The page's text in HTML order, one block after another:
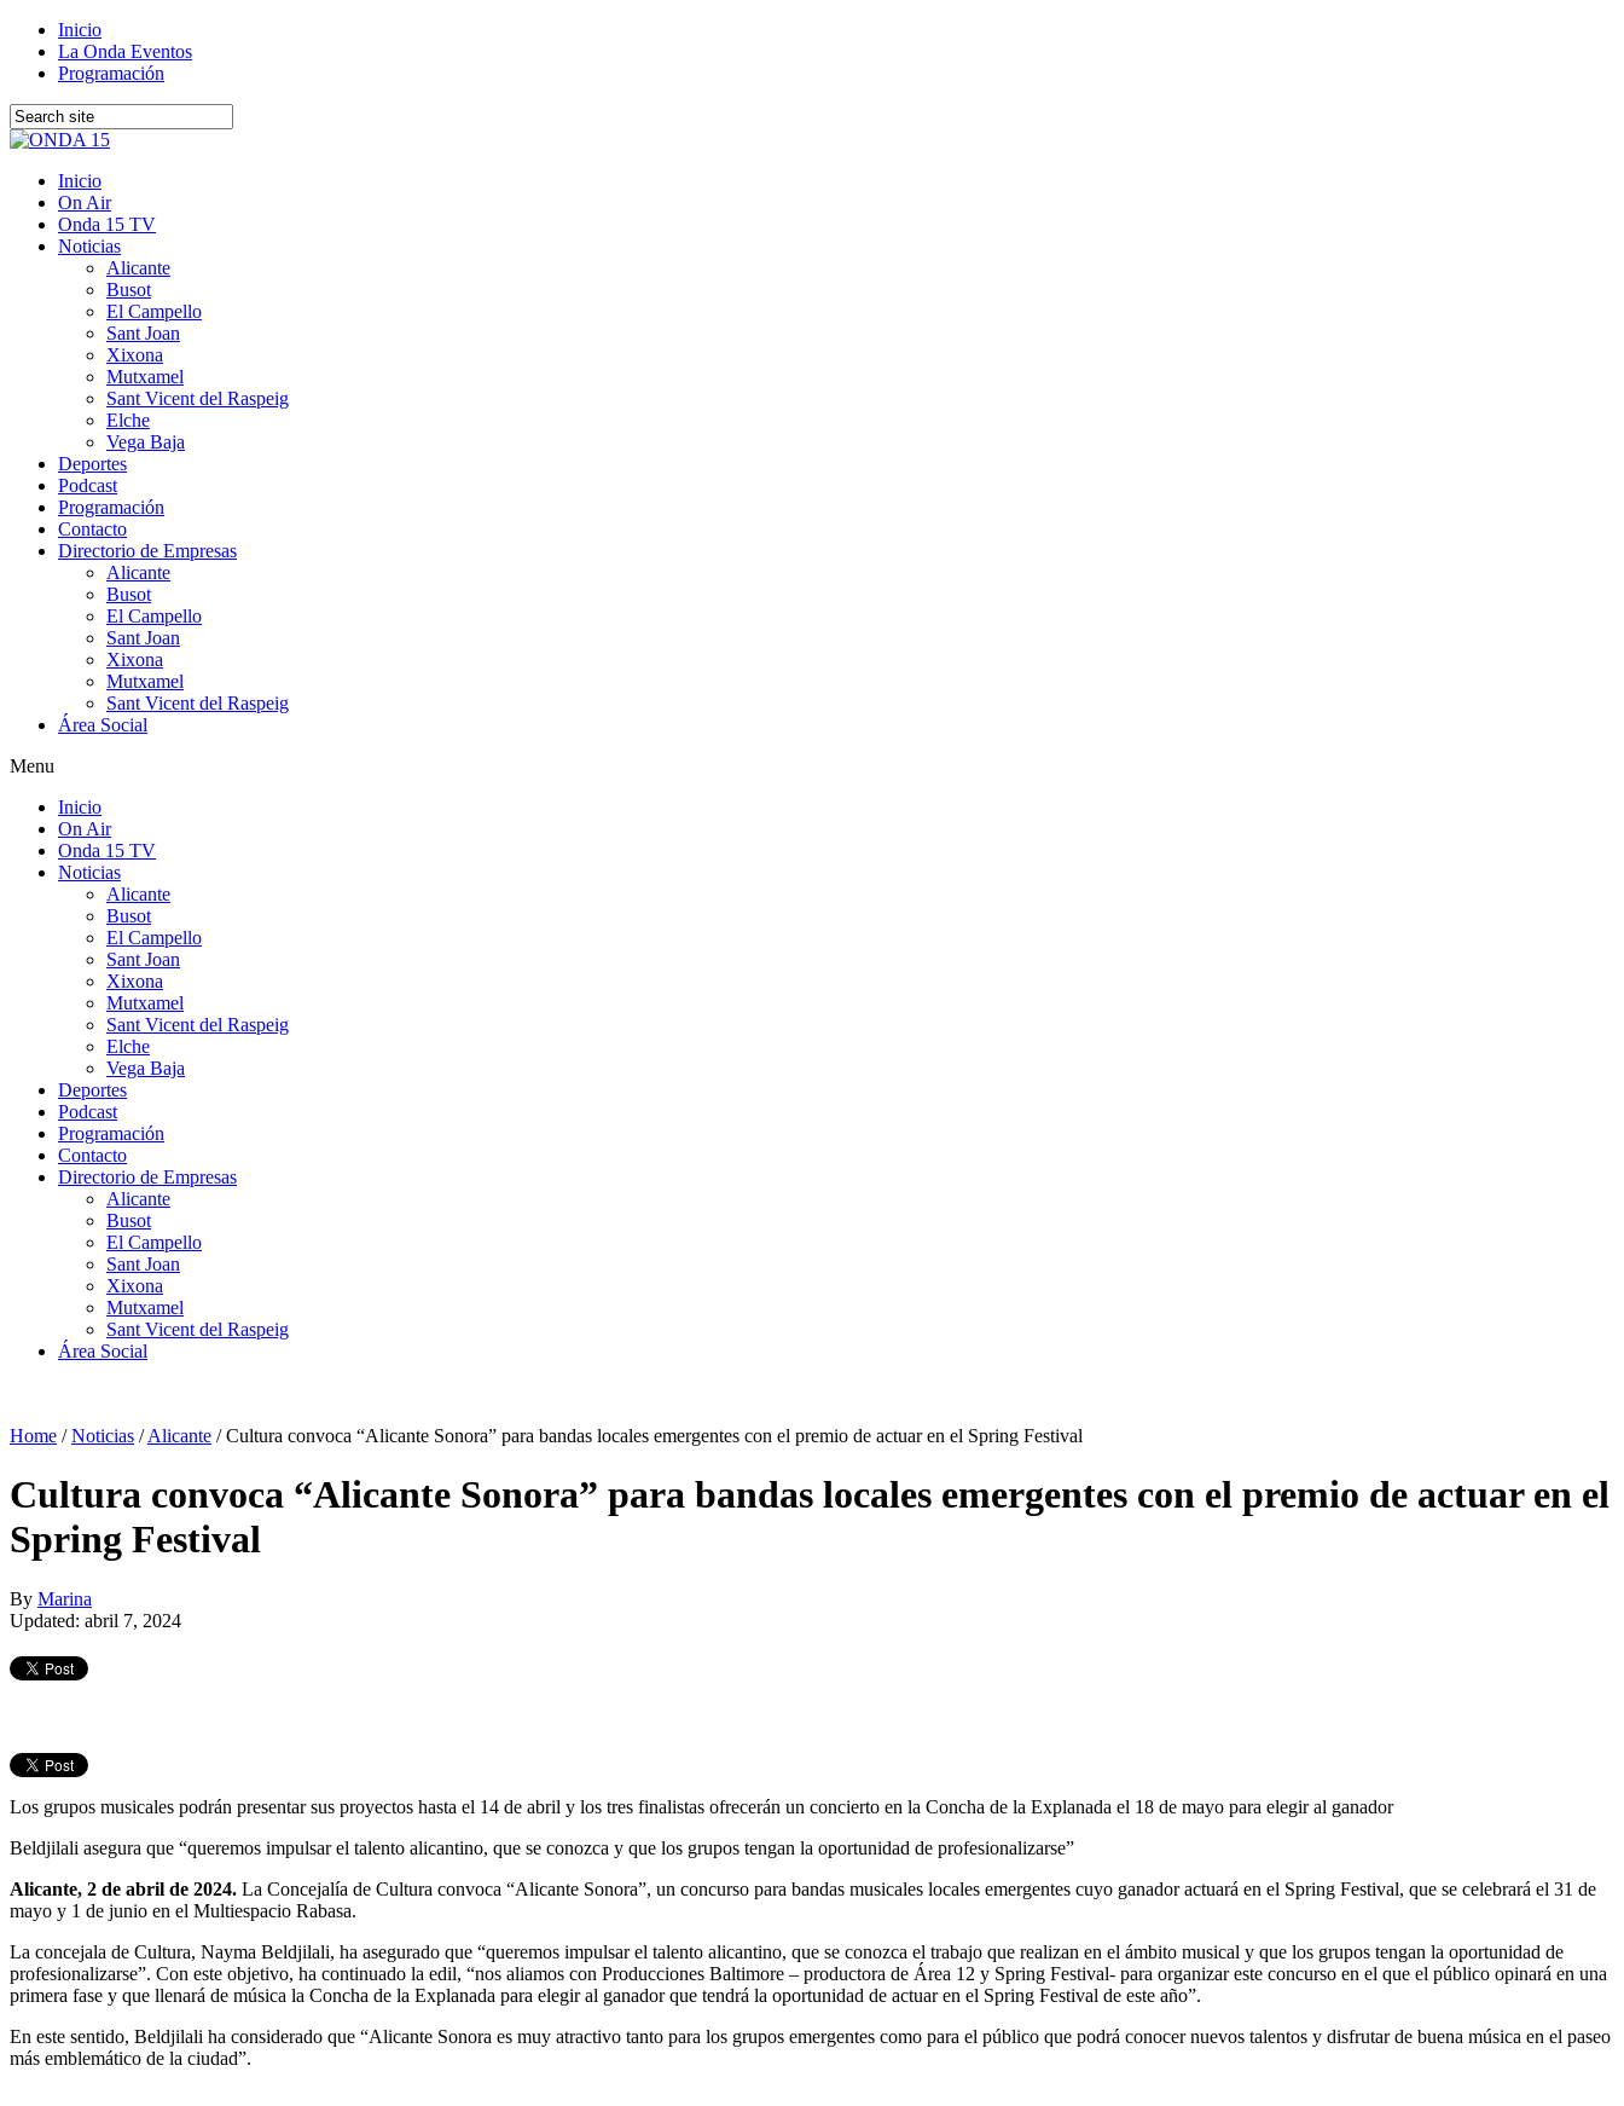
Inicio
La Onda Eventos
Programación
Inicio
On Air
Onda 15 TV
Noticias
Alicante
Busot
El Campello
Sant Joan
Xixona
Mutxamel
Sant Vicent del Raspeig
Elche
Vega Baja
Deportes
Podcast
Programación
Contacto
Directorio de Empresas
Alicante
Busot
El Campello
Sant Joan
Xixona
Mutxamel
Sant Vicent del Raspeig
Área Social
Menu
Inicio
On Air
Onda 15 TV
Noticias
Alicante
Busot
El Campello
Sant Joan
Xixona
Mutxamel
Sant Vicent del Raspeig
Elche
Vega Baja
Deportes
Podcast
Programación
Contacto
Directorio de Empresas
Alicante
Busot
El Campello
Sant Joan
Xixona
Mutxamel
Sant Vicent del Raspeig
Área Social
Home /Noticias /Alicante /Cultura convoca “Alicante Sonora” para bandas locales emergentes con el premio de actuar en el Spring Festival
Cultura convoca “Alicante Sonora” para bandas locales emergentes con el premio de actuar en el
Spring Festival
By Marina
Updated: abril 7, 2024
Los grupos musicales podrán presentar sus proyectos hasta el 14 de abril y los tres finalistas ofrecerán un concierto en la Concha de la Explanada el 18 de mayo para elegir al ganador
Beldjilali asegura que “queremos impulsar el talento alicantino, que se conozca y que los grupos tengan la oportunidad de profesionalizarse”
Alicante, 2 de abril de 2024. La Concejalía de Cultura convoca “Alicante Sonora”, un concurso para bandas musicales locales emergentes cuyo ganador actuará en el Spring Festival, que se celebrará el 31 de
mayo y 1 de junio en el Multiespacio Rabasa.
La concejala de Cultura, Nayma Beldjilali, ha asegurado que “queremos impulsar el talento alicantino, que se conozca el trabajo que realizan en el ámbito musical y que los grupos tengan la oportunidad de
profesionalizarse”. Con este objetivo, ha continuado la edil, “nos aliamos con Producciones Baltimore – productora de Área 12 y Spring Festival- para organizar este concurso en el que el público opinará en una
primera fase y que llenará de música la Concha de la Explanada para elegir al ganador que tendrá la oportunidad de actuar en el Spring Festival de este año”.
En este sentido, Beldjilali ha considerado que “Alicante Sonora es muy atractivo tanto para los grupos emergentes como para el público que podrá conocer nuevos talentos y disfrutar de buena música en el paseo
más emblemático de la ciudad”.